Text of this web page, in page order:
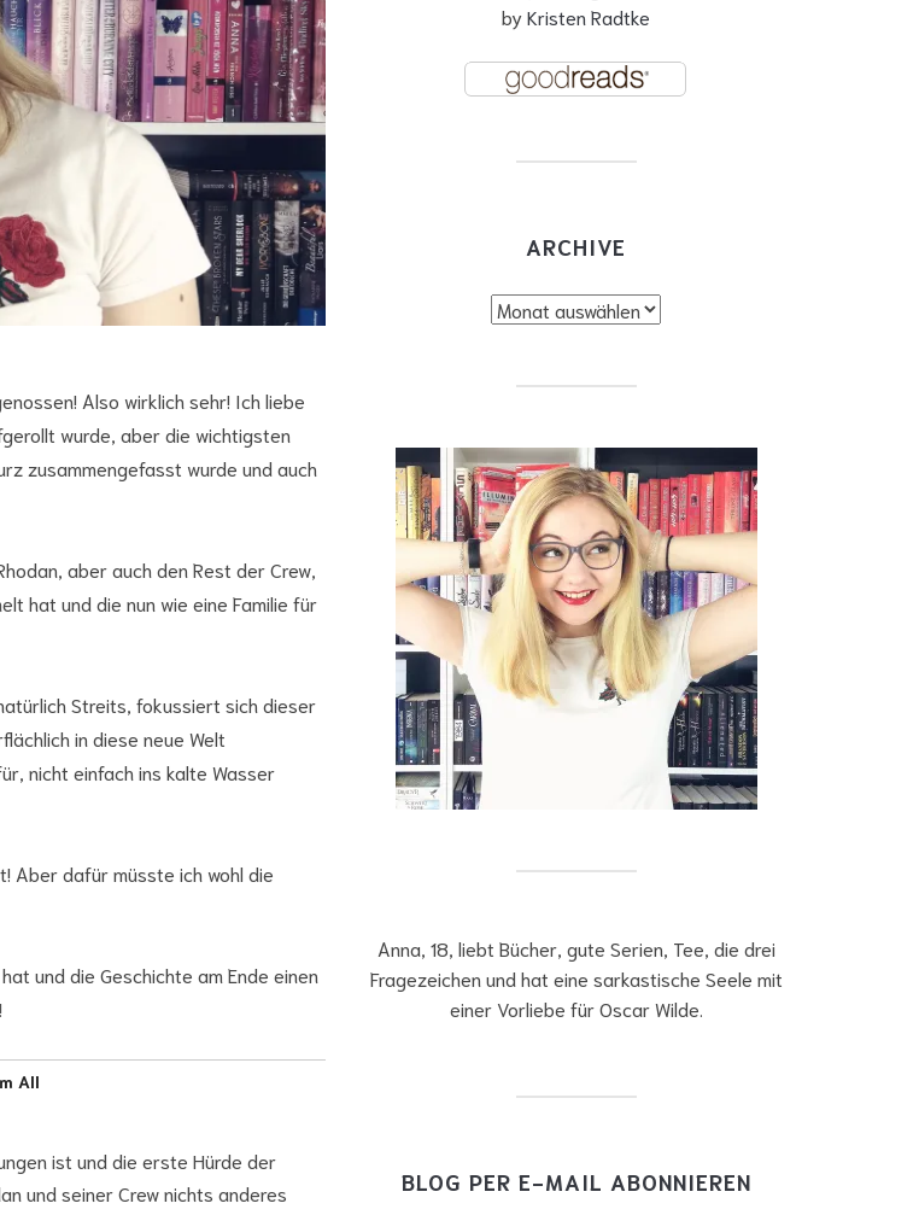
Also wirklich sehr! Ich liebe
wurde, aber die wichtigsten
zusammengefasst wurde und auch
aber auch den Rest der Crew,
hat und die nun wie eine Familie für
Streits, fokussiert sich dieser
in diese neue Welt
nicht einfach ins kalte Wasser
Aber dafür müsste ich wohl die
und die Geschichte am Ende einen
All
ist und die erste Hürde der
und seiner Crew nichts anderes
byKristen Radtke
ARCHIVE
Anna, 18, liebt Bücher, gute Serien, Tee, die drei
Fragezeichen und hat eine sarkastische Seele mit
einer Vorliebe für Oscar Wilde.
BLOG PER E-MAIL ABONNIEREN